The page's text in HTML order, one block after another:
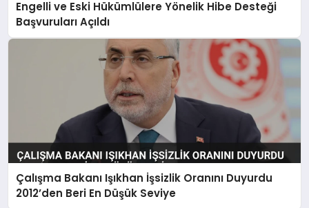
SIYASET
Engelli ve Eski Hükümlülere Yönelik Hibe Desteği
Başvuruları Açıldı
Çalışma Bakanı Işıkhan İşsizlik Oranını Duyurdu
2012’den Beri En Düşük Seviye